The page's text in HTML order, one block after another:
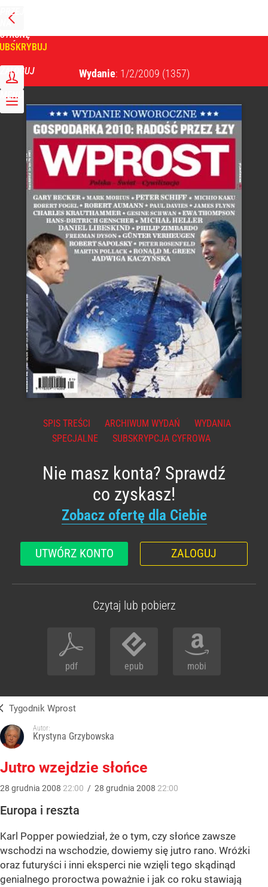
PRZEJDŹ
NA
STRONĘ
GŁÓWNĄ
ZALOGUJ
MENU
Wydanie: 1/2/2009 (1357)
SPIS TREŚCI ARCHIWUM WYDAŃ
WYDANIA
SPECJALNE
SUBSKRYPCJA CYFROWA
Nie masz konta? Sprawdź
co zyskasz!
Zobacz ofertę dla Ciebie
UTWÓRZ KONTO ZALOGUJ
Czytaj lub pobierz
pdf epub mobi
Tygodnik Wprost
Autor:
Krystyna Grzybowska
Jutro wzejdzie słońce
28 grudnia 2008 22:00 / 28 grudnia 2008 22:00
Europa i reszta
Karl Popper powiedział, że o tym, czy słońce zawsze
wschodzi na wschodzie, dowiemy się jutro rano. Wróżki
oraz futuryści i inni eksperci nie wzięli tego skądinąd
genialnego proroctwa poważnie i jak co roku stawiają